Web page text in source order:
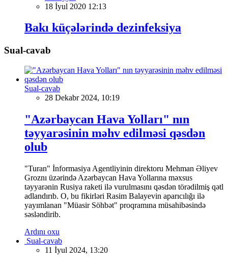
18 İyul 2020 12:13
Bakı küçələrində dezinfeksiya
Sual-cavab
Sual-cavab
28 Dekabr 2024, 10:19
"Azərbaycan Hava Yolları" nın
təyyarəsinin məhv edilməsi qəsdən
olub
"Turan" İnformasiya Agentliyinin direktoru Mehman Əliyev
Groznı üzərində Azərbaycan Hava Yollarına məxsus
təyyarənin Rusiya raketi ilə vurulmasını qəsdən törədilmiş qətl
adlandırıb. O, bu fikirləri Rasim Balayevin aparıcılığı ilə
yayımlanan "Müasir Söhbət" proqramına müsahibəsində
səsləndirib.
Ardını oxu
Sual-cavab
11 İyul 2024, 13:20